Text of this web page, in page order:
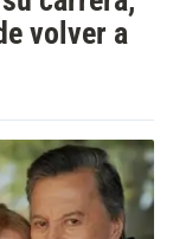
volver a